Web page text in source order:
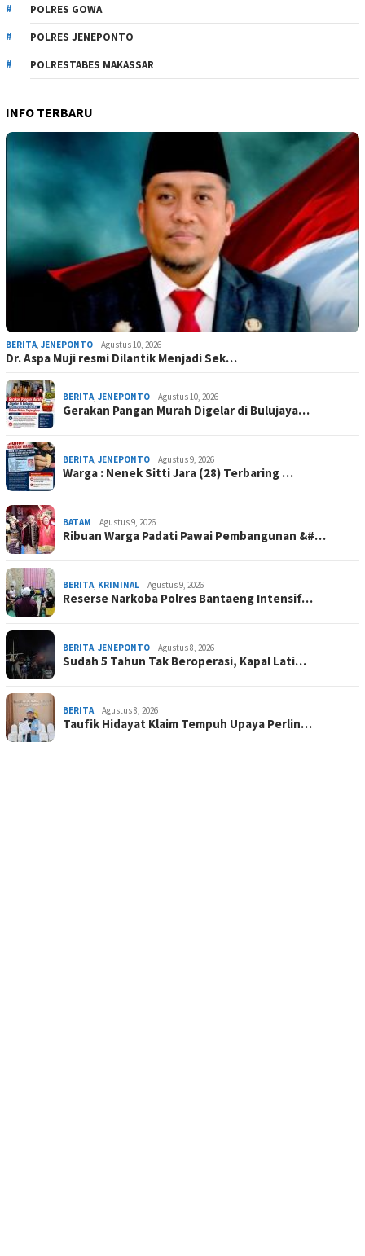
POLRES GOWA
POLRES JENEPONTO
POLRESTABES MAKASSAR
INFO TERBARU
BERITA JENEPONTO Agustus 10, 2026
Dr. Aspa Muji resmi Dilantik Menjadi Sek…
BERITA JENEPONTO Agustus 10, 2026
Gerakan Pangan Murah Digelar di Bulujaya…
BERITA JENEPONTO Agustus 9, 2026
Warga : Nenek Sitti Jara (28) Terbaring …
BATAM Agustus 9, 2026
Ribuan Warga Padati Pawai Pembangunan &#…
BERITA KRIMINAL Agustus 9, 2026
Reserse Narkoba Polres Bantaeng Intensif…
BERITA JENEPONTO Agustus 8, 2026
Sudah 5 Tahun Tak Beroperasi, Kapal Lati…
BERITA Agustus 8, 2026
Taufik Hidayat Klaim Tempuh Upaya Perlin…